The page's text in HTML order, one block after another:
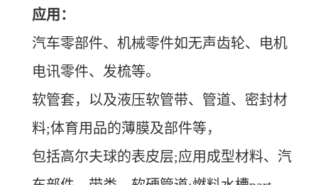
应用：
汽车零部件、机械零件如无声齿轮、电机
电讯零件、发梳等。
软管套，以及液压软管带、管道、密封材
料;体育用品的薄膜及部件等，
包括高尔夫球的表皮层;应用成型材料、汽